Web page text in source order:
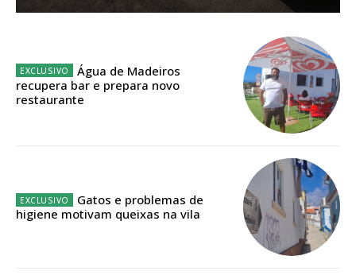
Sendo assinante terá acesso a todos os conteúdos exclusivos e versões
Escolha o plano de assinatura desejado:
ASSINATURA
IMPRESSA
Água de Madeiros
recupera bar e prepara novo
restaurante
Gatos e problemas de
higiene motivam queixas na vila